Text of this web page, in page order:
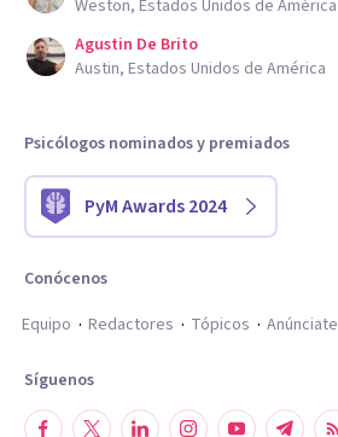
Weston, Estados Unidos de América
Agustin De Brito
Austin, Estados Unidos de América
Psicólogos nominados y premiados
PyM Awards 2024
Conócenos
Equipo
Redactores Tópicos Anúnciate
Síguenos